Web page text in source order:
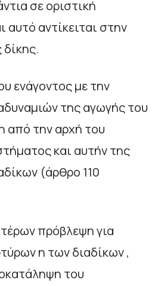
σε οριστική
αντίκειται στην
δίκης.
ενάγοντος με την
της αγωγής του
από την αρχή του
και αυτήν της
(άρθρο 110
πρόβλεψη για
η των διαδίκων ,
του